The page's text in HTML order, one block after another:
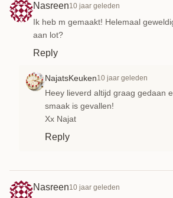
Nasreen10 jaar geleden
Ik heb m gemaakt! Helemaal
aan lot?
Reply
NajatsKeuken10 jaar geleden
Heey lieverd altijd graag gedaan
smaak is gevallen!
Xx Najat
Reply
Nasreen10 jaar geleden